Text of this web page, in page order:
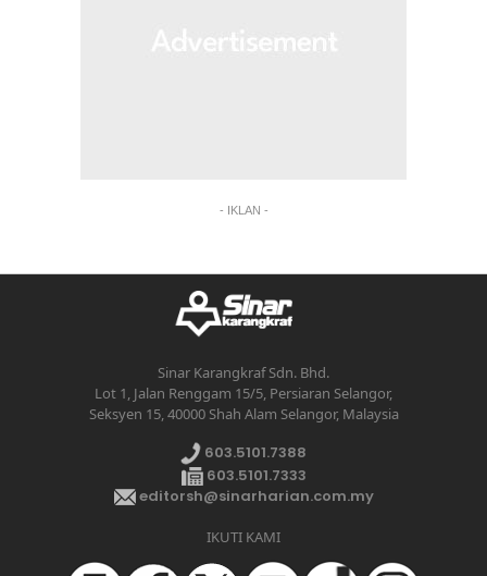
- IKLAN -
Sinar Karangkraf Sdn. Bhd.
Lot 1, Jalan Renggam 15/5, Persiaran Selangor,
Seksyen 15, 40000 Shah Alam Selangor, Malaysia
603.5101.7388
603.5101.7333
editorsh@sinarharian.com.my
IKUTI KAMI